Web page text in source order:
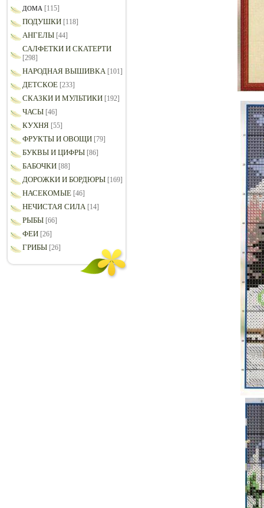
ДОМА [115]
ПОДУШКИ [118]
АНГЕЛЫ [44]
САЛФЕТКИ И СКАТЕРТИ
[298]
НАРОДНАЯ ВЫШИВКА [101]
ДЕТСКОЕ [233]
СКАЗКИ И МУЛЬТИКИ [192]
ЧАСЫ [46]
КУХНЯ [55]
ФРУКТЫ И ОВОЩИ [79]
БУКВЫ И ЦИФРЫ [86]
БАБОЧКИ [88]
ДОРОЖКИ И БОРДЮРЫ [169]
НАСЕКОМЫЕ [46]
НЕЧИСТАЯ СИЛА [14]
РЫБЫ [66]
ФЕИ [26]
ГРИБЫ [26]